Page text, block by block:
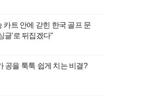
카트 안에 갇힌 한국 골프 문
글'로 뒤집겠다"
공을 툭툭 쉽게 치는 비결?